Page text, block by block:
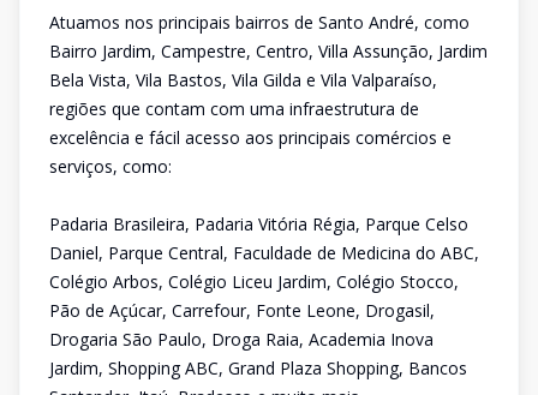
Atuamos nos principais bairros de Santo André, como
Bairro Jardim, Campestre, Centro, Villa Assunção, Jardim
Bela Vista, Vila Bastos, Vila Gilda e Vila Valparaíso,
regiões que contam com uma infraestrutura de
excelência e fácil acesso aos principais comércios e
serviços, como:
Padaria Brasileira, Padaria Vitória Régia, Parque Celso
Daniel, Parque Central, Faculdade de Medicina do ABC,
Colégio Arbos, Colégio Liceu Jardim, Colégio Stocco,
Pão de Açúcar, Carrefour, Fonte Leone, Drogasil,
Drogaria São Paulo, Droga Raia, Academia Inova
Jardim, Shopping ABC, Grand Plaza Shopping, Bancos